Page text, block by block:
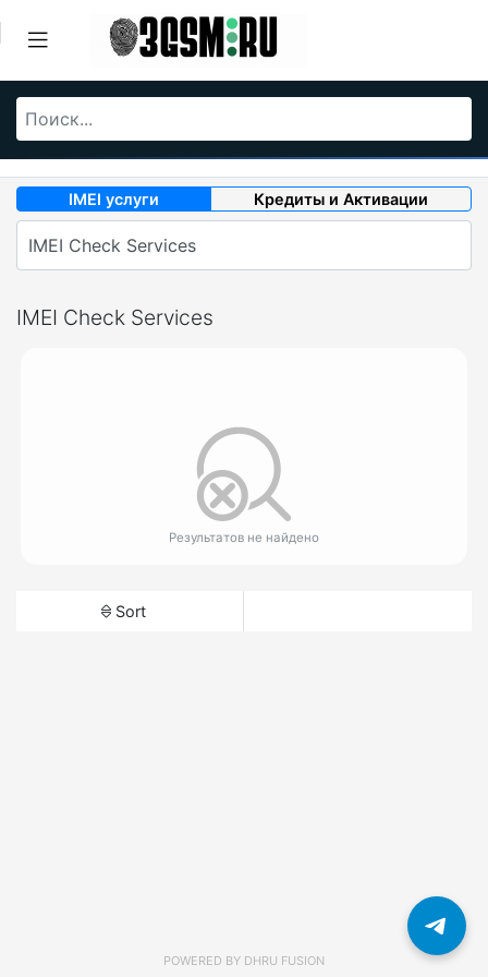
IMEI услуги Кредиты и Активации
IMEI Check Services
Результатов не найдено
Sort
POWERED BY DHRU FUSION